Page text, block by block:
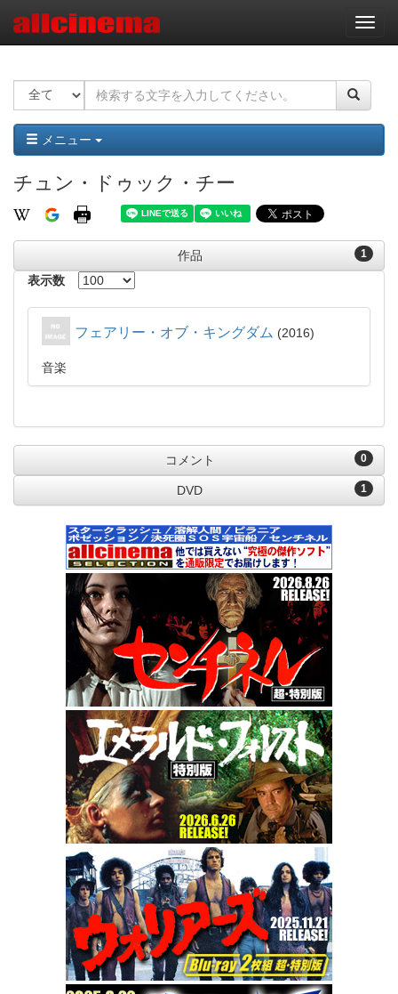
ナ
ビ
ー
ョ
ン
メニュー
チュン・ドゥック・チー
1
作品
表示数
フェアリー・オブ・キングダム 2016
音楽
0
コメント
1
DVD